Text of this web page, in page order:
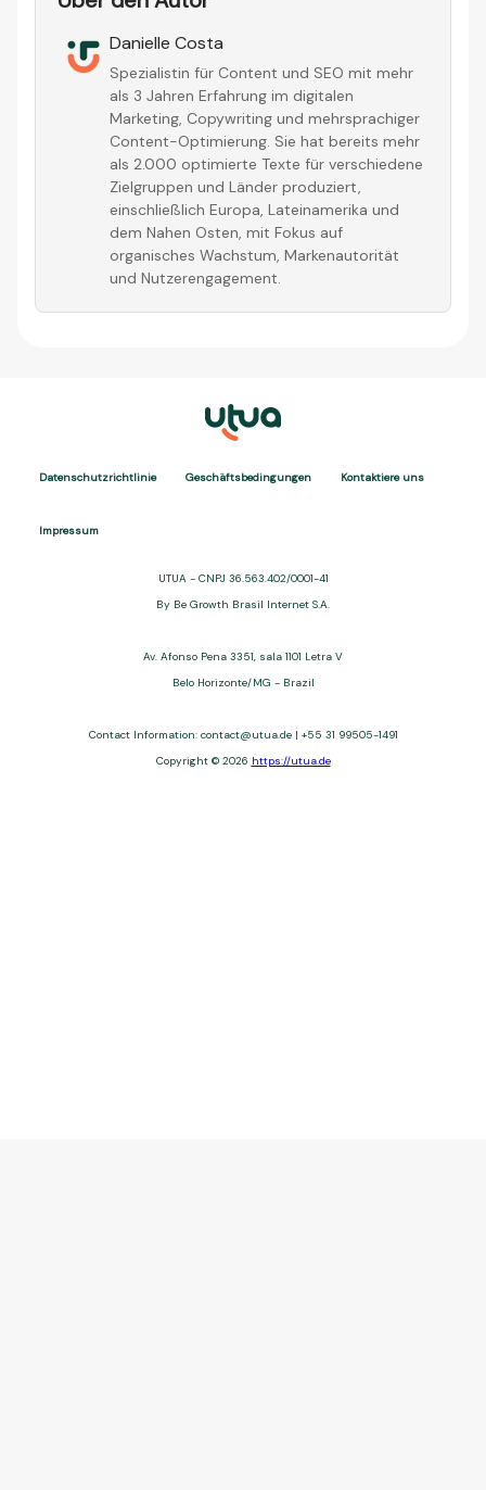
Datenschutzrichtlinie Geschäftsbedingungen Kontaktiere uns
UTUA - CNPJ 36.563.402/0001-41
By Be Growth Brasil Internet S.A.
Contact Information: contact@utua.de | +55 31 99505-1491
Copyright © 2026https://utua.de
and third-party financial services. We are not a financial
access. Recommendations are for informational purposes only
and do not constitute advice; please consult professionals.
the issuer. Example: a $10,000 loan, 36 months, 3% APR, costs
$10,470. We may receive affiliate commissions. We comply with
Transfers use safeguards. See our Privacy Policy. Operated by
Be Growth Brasil Internet S.A. (CNPJ: 36.563.402/0001-41), Av.